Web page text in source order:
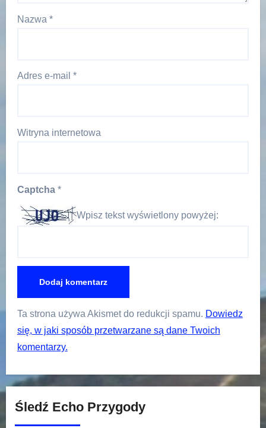
Nazwa *
Adres e-mail *
Witryna internetowa
Captcha *
Wpisz tekst wyświetlony powyżej:
Ta strona używa Akismet do redukcji spamu. Dowiedz
się, w jaki sposób przetwarzane są dane Twoich
komentarzy.
Śledź Echo Przygody